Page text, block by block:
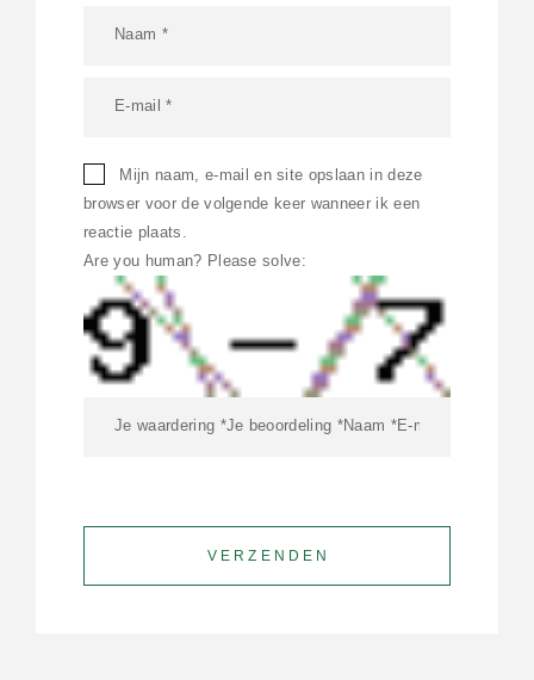
Mijn naam, e-mail en site opslaan in deze
browser voor de volgende keer wanneer ik een
reactie plaats.
Are you human? Please solve: